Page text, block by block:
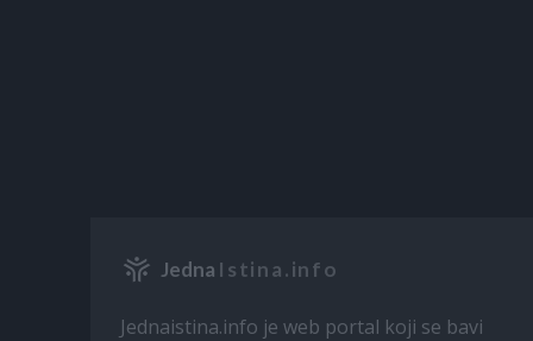
Jedna Istina.info
Jednaistina.info je web portal koji se bavi